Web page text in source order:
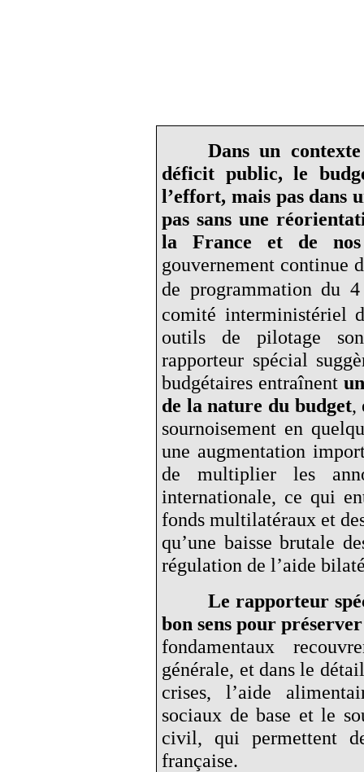
Dans un
déficit public, le
l’effort, mais pas dans
pas sans une
la France et de nos
gouvernement continue
de programmation du
comité interministériel
outils de pilotage
rapporteur spécial
budgétaires entraînent
de la nature du budget,
sournoisement en
une augmentation
de multiplier les
internationale, ce qui
fonds multilatéraux et
qu’une baisse brutale
régulation de l’aide
Le rapporteur
bon sens pour
fondamentaux
générale, et dans le
crises, l’aide
sociaux de base et le
civil, qui permettent
française.